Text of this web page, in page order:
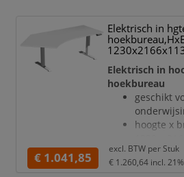
bladdikte
T-
slag- en
in
hef
Elektrisch in
Elektrisch in
hoekbureau
geschikt
hoogte x
blad van
€ 1.041,85
excl. BTW per Stuk
€ 1.260,64 incl.